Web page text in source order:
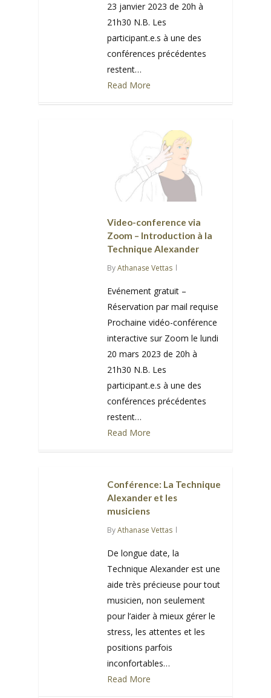
23 janvier 2023 de 20h à
21h30 N.B. Les
participant.e.s à une des
conférences précédentes
restent…
Read More
Video-conference via
Zoom – Introduction à la
Technique Alexander
ByAthanase Vettas
Evénement gratuit –
Réservation par mail requise
Prochaine vidéo-conférence
interactive sur Zoom le lundi
20 mars 2023 de 20h à
21h30 N.B. Les
participant.e.s à une des
conférences précédentes
restent…
Read More
Conférence: La Technique
Alexander et les
musiciens
ByAthanase Vettas
De longue date, la
Technique Alexander est une
aide très précieuse pour tout
musicien, non seulement
pour l’aider à mieux gérer le
stress, les attentes et les
positions parfois
inconfortables…
Read More